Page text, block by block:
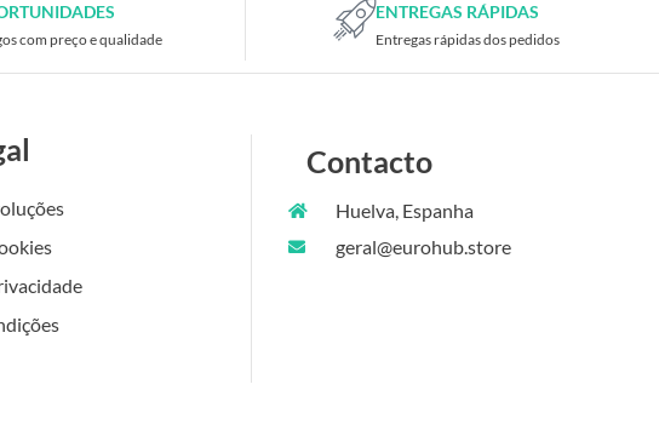
com preço e qualidade
ENTREGAS RÁPIDAS
Entregas rápidas dos pedidos
Contacto
Huelva, Espanha
geral@eurohub.store